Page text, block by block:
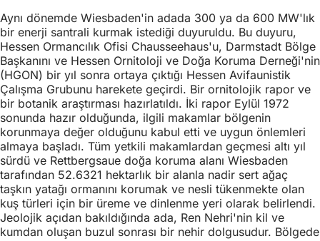
Aynı dönemde Wiesbaden'in adada 300 ya da 600 MW'lık
bir enerji santrali kurmak istediği duyuruldu. Bu duyuru,
Hessen Ormancılık Ofisi Chausseehaus'u, Darmstadt Bölge
Başkanını ve Hessen Ornitoloji ve Doğa Koruma Derneği'nin
(HGON) bir yıl sonra ortaya çıktığı Hessen Avifaunistik
Çalışma Grubunu harekete geçirdi. Bir ornitolojik rapor ve
bir botanik araştırması hazırlatıldı. İki rapor Eylül 1972
sonunda hazır olduğunda, ilgili makamlar bölgenin
korunmaya değer olduğunu kabul etti ve uygun önlemleri
almaya başladı. Tüm yetkili makamlardan geçmesi altı yıl
sürdü ve Rettbergsaue doğa koruma alanı Wiesbaden
tarafından 52.6321 hektarlık bir alanla nadir sert ağaç
taşkın yatağı ormanını korumak ve nesli tükenmekte olan
kuş türleri için bir üreme ve dinlenme yeri olarak belirlendi.
Jeolojik açıdan bakıldığında ada, Ren Nehri'nin kil ve
kumdan oluşan buzul sonrası bir nehir dolgusudur. Bölgede